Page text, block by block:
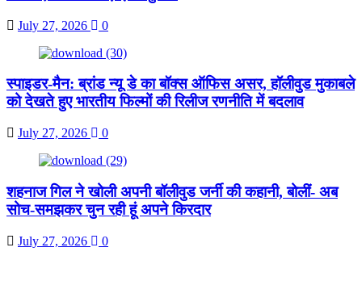
July 27, 2026 0
स्पाइडर-मैन: ब्रांड न्यू डे का बॉक्स ऑफिस असर, हॉलीवुड मुकाबले
को देखते हुए भारतीय फिल्मों की रिलीज रणनीति में बदलाव
July 27, 2026 0
शहनाज गिल ने खोली अपनी बॉलीवुड जर्नी की कहानी, बोलीं- अब
सोच-समझकर चुन रही हूं अपने किरदार
July 27, 2026 0